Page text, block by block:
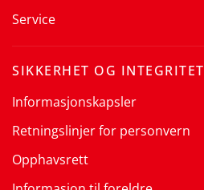
Service
SIKKERHET OG INTEGRITET
Informasjonskapsler
Retningslinjer for personvern
Opphavsrett